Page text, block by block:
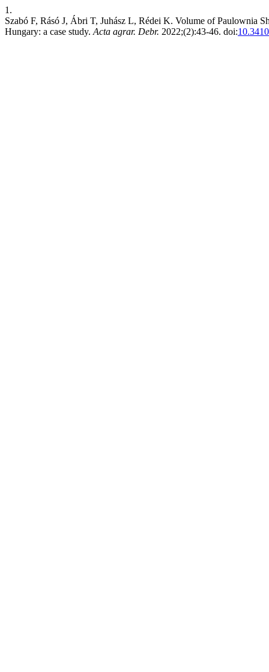
1.
Szabó F, Rásó J, Ábri T, Juhász L, Rédei K. Volume of Paulownia
Hungary: a case study. Acta agrar. Debr. 2022;(2):43-46. doi: